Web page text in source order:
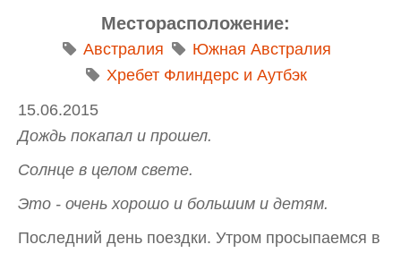
Месторасположение:
Австралия
Южная Австралия
Хребет Флиндерс и Аутбэк
15.06.2015
Дождь покапал и прошел.
Солнце в целом свете.
Это - очень хорошо и большим и детям.
Последний день поездки. Утром просыпаемся в